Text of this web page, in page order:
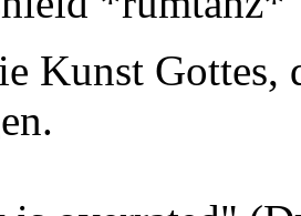
Kunst Gottes,